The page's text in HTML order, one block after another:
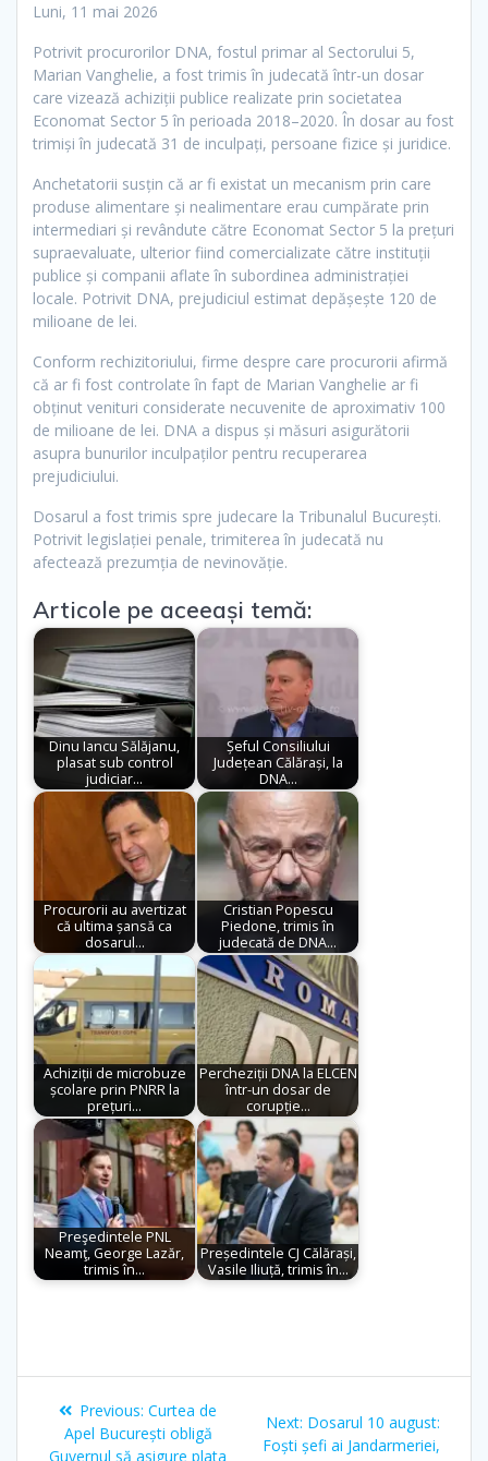
Luni, 11 mai 2026
Potrivit procurorilor DNA, fostul primar al Sectorului 5,
Marian Vanghelie, a fost trimis în judecată într-un dosar
care vizează achiziții publice realizate prin societatea
Economat Sector 5 în perioada 2018–2020. În dosar au fost
trimiși în judecată 31 de inculpați, persoane fizice și juridice.
Anchetatorii susțin că ar fi existat un mecanism prin care
produse alimentare și nealimentare erau cumpărate prin
intermediari și revândute către Economat Sector 5 la prețuri
supraevaluate, ulterior fiind comercializate către instituții
publice și companii aflate în subordinea administrației
locale. Potrivit DNA, prejudiciul estimat depășește 120 de
milioane de lei.
Conform rechizitoriului, firme despre care procurorii afirmă
că ar fi fost controlate în fapt de Marian Vanghelie ar fi
obținut venituri considerate necuvenite de aproximativ 100
de milioane de lei. DNA a dispus și măsuri asigurătorii
asupra bunurilor inculpaților pentru recuperarea
prejudiciului.
Dosarul a fost trimis spre judecare la Tribunalul București.
Potrivit legislației penale, trimiterea în judecată nu
afectează prezumția de nevinovăție.
Articole pe aceeași temă:
Dinu Iancu Sălăjanu,
plasat sub control
judiciar…
Șeful Consiliului
Județean Călărași, la
DNA…
Procurorii au avertizat
că ultima șansă ca
dosarul…
Cristian Popescu
Piedone, trimis în
judecată de DNA…
Achiziții de microbuze
școlare prin PNRR la
prețuri…
Percheziții DNA la ELCEN
într-un dosar de
corupție…
Preşedintele PNL
Neamţ, George Lazăr,
trimis în…
Președintele CJ Călărași,
Vasile Iliuță, trimis în…
Previous: Curtea de
Apel București obligă
Guvernul să asigure plata
Next: Dosarul 10 august:
Foști șefi ai Jandarmeriei,